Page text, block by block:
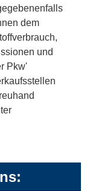
dem
und
Pkw'